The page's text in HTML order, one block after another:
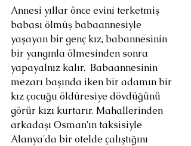
Annesi yıllar önce evini terketmiş
babası ölmüş babaannesiyle
yaşayan bir genç kız, babannesinin
bir yangınla ölmesinden sonra
yapayalnız kalır.  Babaannesinin
mezarı başında iken bir adamın bir
kız çocuğu öldüresiye dövdüğünü
görür kızı kurtarır. Mahallerinden
arkadaşı Osman'ın taksisiyle
Alanya'da bir otelde çalıştığını